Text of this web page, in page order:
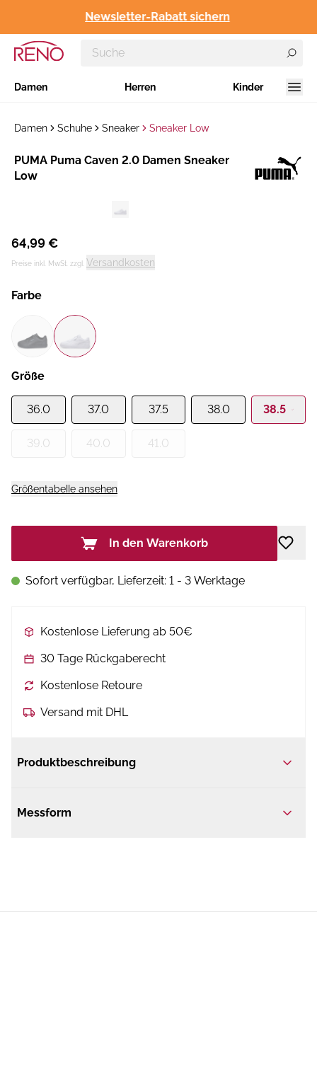
Newsletter-Rabatt sichern
Damen Herren Kinder
Damen Schuhe Sneaker Sneaker Low
Hersteller:
​PUMA Puma Caven 2.0 Damen Sneaker
Low
64,99 €
Preise inkl. MwSt. zzgl. Versandkosten
Farbe
Größe
36.0 37.0 37.5 38.0 38.5
39.0 40.0 41.0
Größentabelle ansehen
In den Warenkorb
Sofort verfügbar, Lieferzeit: 1 - 3 Werktage
Kostenlose Lieferung ab 50€
30 Tage Rückgaberecht
Kostenlose Retoure
Versand mit DHL
Produktbeschreibung
Messform